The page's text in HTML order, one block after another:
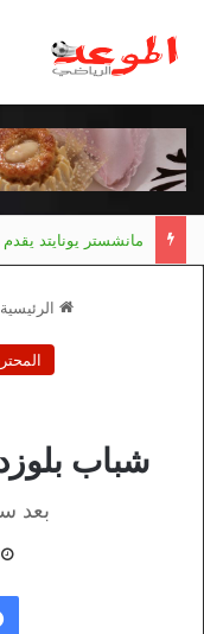
مانشستر يونايتد يقدم
الرئيسية
شباب
بعد